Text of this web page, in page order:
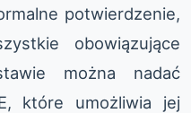
potwierdzenie,
obowiązujące
można nadać
które umożliwia jej